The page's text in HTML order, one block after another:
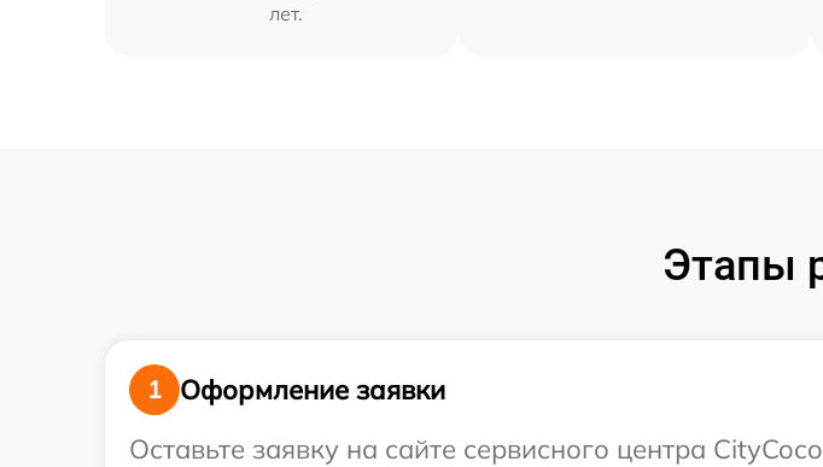
лет.
Этапы
1
Оформление заявки
Оставьте заявку на сайте сервисного центра